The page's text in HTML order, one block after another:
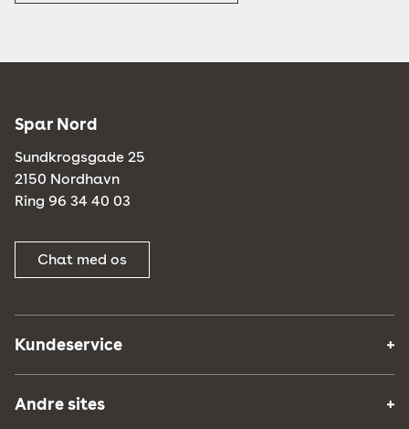
Spar Nord
Sundkrogsgade 25
2150 Nordhavn
Ring 96 34 40 03
Chat med os
Kundeservice
Andre sites